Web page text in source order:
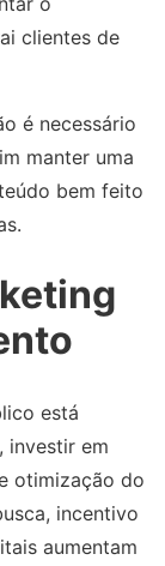
clientes de
é necessário
manter uma
bem feito
está
investir em
otimização do
incentivo
aumentam